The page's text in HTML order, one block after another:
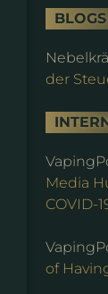
BLOGS
der
Media
COVID-
of